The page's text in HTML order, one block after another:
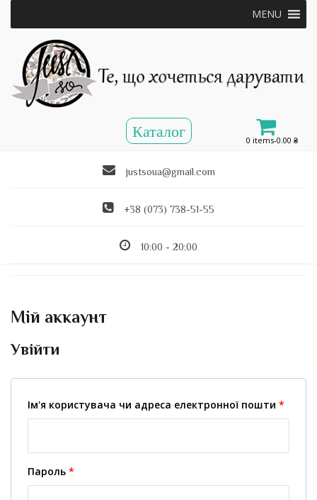
MENU
0 items-0.00₴
justsoua@gmail.com
+38 (073) 738-51-55
10:00 - 20:00
Мій аккаунт
Увійти
Ім'я користувача чи адреса електронної пошти *
Пароль *